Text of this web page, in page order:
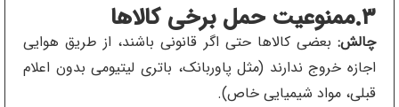
۳.ممنوعیت حمل برخی کالاها
چالش: بعضی کالاها حتی اگر قانونی باشند، از طریق هوایی
اجازه خروج ندارند (مثل پاوربانک، باتری لیتیومی بدون اعلام
قبلی، مواد شیمیایی خاص).